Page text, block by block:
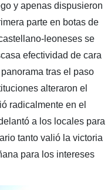
y apenas dispusieron
parte en botas de
leoneses se
efectividad de cara
tras el paso
alteraron el
radicalmente en el
a los locales para
tanto valió la victoria
para los intereses